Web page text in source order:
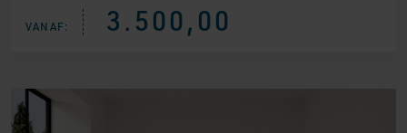
VANAF: 3.500,00